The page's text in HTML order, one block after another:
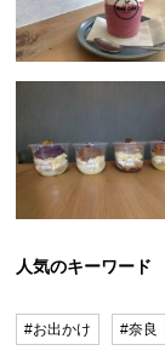
人気のキーワード
#お出かけ #奈良